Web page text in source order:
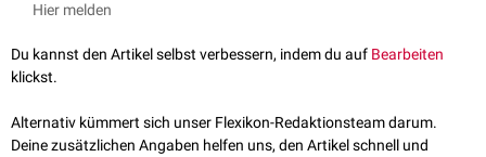
Hier melden
Du kannst den Artikel selbst verbessern, indem du auf Bearbeiten
klickst.
Alternativ kümmert sich unser Flexikon-Redaktionsteam darum.
Deine zusätzlichen Angaben helfen uns, den Artikel schnell und